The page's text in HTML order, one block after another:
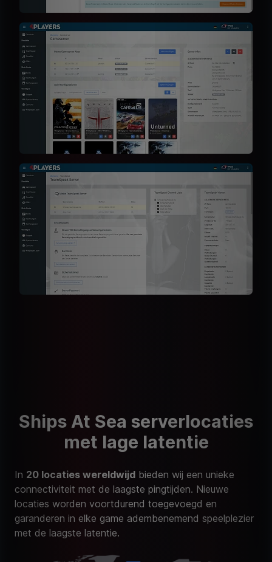
Ships At Sea serverlocaties
met lage latentie
In 20 locaties wereldwijd bieden wij een unieke
connectiviteit met de laagste pingtijden. Nieuwe
locaties worden voortdurend toegevoegd en
garanderen in elke game adembenemend speelplezier
met de laagste latentie.